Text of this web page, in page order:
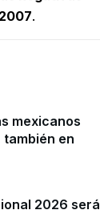
.
mexicanos
en
2026 será